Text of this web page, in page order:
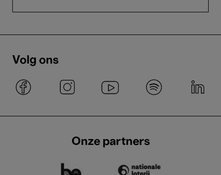
Volg ons
Onze partners